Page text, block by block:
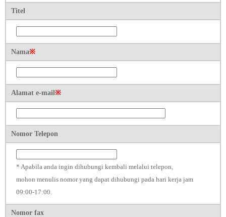
Titel
Nama※
Alamat e-mail※
Nomor Telepon
* Apabila anda ingin dihubungi kembali melalui telepon,
mohon menulis nomor yang dapat dihubungi pada hari kerja jam
09:00-17:00.
Nomor fax